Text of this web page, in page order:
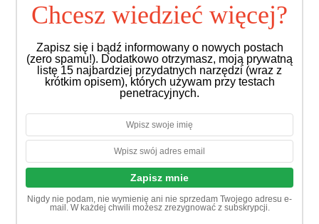
Chcesz wiedzieć więcej?
Zapisz się i bądź informowany o nowych postach
(zero spamu!). Dodatkowo otrzymasz, moją prywatną
listę 15 najbardziej przydatnych narzędzi (wraz z
krótkim opisem), których używam przy testach
penetracyjnych.
Nigdy nie podam, nie wymienię ani nie sprzedam Twojego adresu e-
mail. W każdej chwili możesz zrezygnować z subskrypcji.